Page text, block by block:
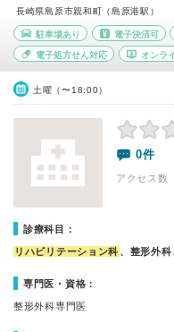
長崎県島原市親和町（島原港駅）
駐車場あり 電子決済可
電子処方せん対応 オンラ
土曜（〜18:00）
0件
アクセス数
診療科目：
リハビリテーション科 、整形外
専門医・資格：
整形外科専門医